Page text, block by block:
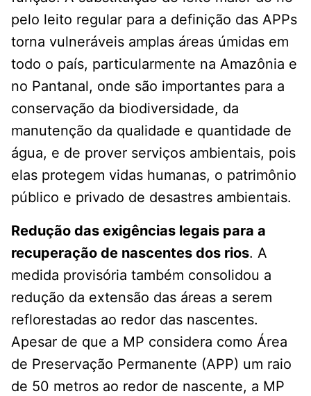
pelo leito regular para a definição das APPs
torna vulneráveis amplas áreas úmidas em
todo o país, particularmente na Amazônia e
no Pantanal, onde são importantes para a
conservação da biodiversidade, da
manutenção da qualidade e quantidade de
água, e de prover serviços ambientais, pois
elas protegem vidas humanas, o patrimônio
público e privado de desastres ambientais.
Redução das exigências legais para a
recuperação de nascentes dos rios. A
medida provisória também consolidou a
redução da extensão das áreas a serem
reflorestadas ao redor das nascentes.
Apesar de que a MP considera como Área
de Preservação Permanente (APP) um raio
de 50 metros ao redor de nascente, a MP